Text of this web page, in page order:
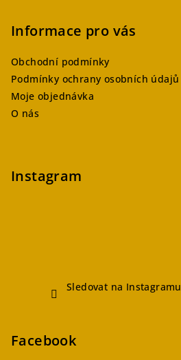
Informace pro vás
Obchodní podmínky
Podmínky ochrany osobních údajů
Moje objednávka
O nás
Instagram
Sledovat na Instagramu
Facebook